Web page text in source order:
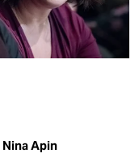
Nina Apin